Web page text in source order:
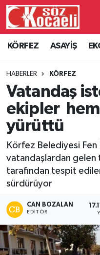
KÖRFEZ ASAYİŞ
HABERLER KÖRFEZ
Vatandaş
ekipler
yürüttü
Körfez Belediyesi
vatandaşlardan gelen
tarafından tespit
sürdürüyor
CAN BOZALAN
EDITÖR
Kocaeli Hava
Kocaeli Namaz
Kocaeli Trafik
Tüm Manşetler
Son Dakika
Haber Arşivi